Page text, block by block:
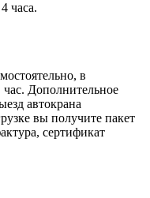
часа.
в
час. Дополнительное
автокрана
вы получите пакет
сертификат